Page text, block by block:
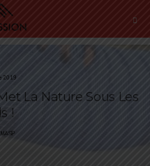
2019
La Nature Sous Les
!